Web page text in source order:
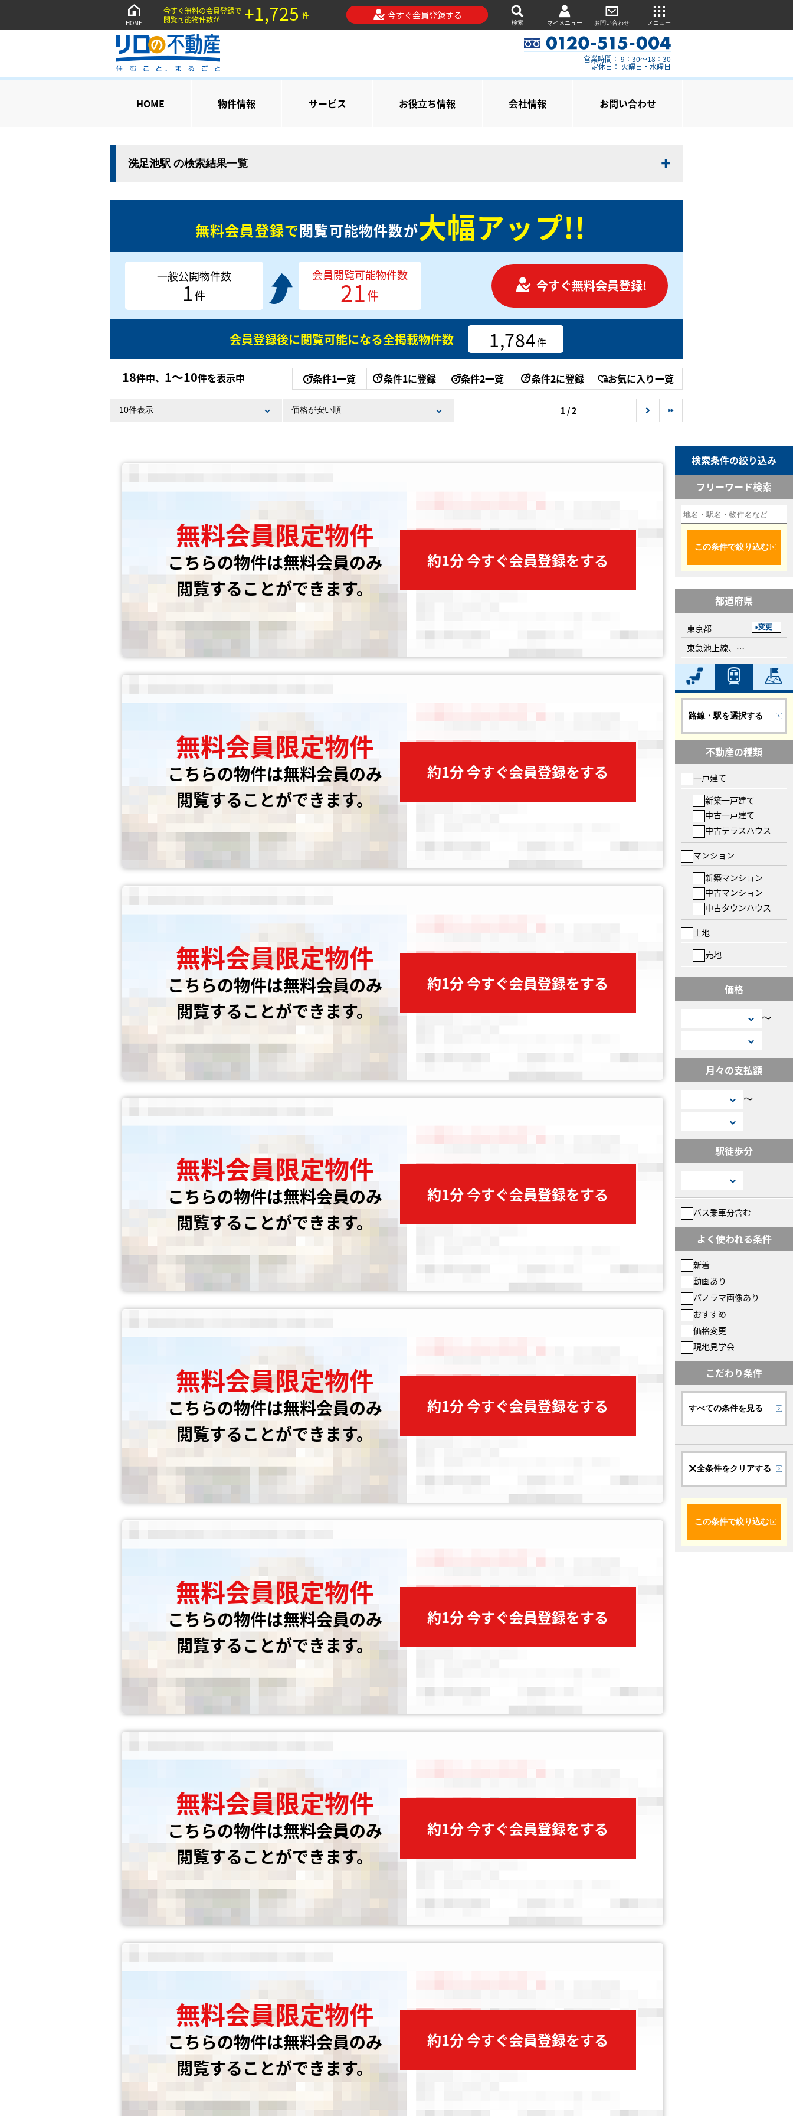
HOME
今すぐ無料の会員登録で
閲覧可能物件数が
+1,725 件 今すぐ会員登録する
検索 マイメニュー お問い合わせ メニュー
営業時間： 9：30～18：30
定休日： 火曜日・水曜日
HOME 物件情報 サービス お役立ち情報 会社情報 お問い合わせ
洗足池駅 の検索結果一覧
無料会員登録で閲覧可能物件数が大幅アップ!!
一般公開物件数
1件
会員閲覧可能物件数
21件
今すぐ無料会員登録!
会員登録後に閲覧可能になる全掲載物件数 1,784件
18件中、 1〜10件を表示中 条件1一覧 条件1に登録 条件2一覧 条件2に登録 お気に入り一覧
1 / 2
無料会員限定物件
こちらの物件は無料会員のみ
閲覧することができます。
約1分 今すぐ会員登録をする
無料会員限定物件
こちらの物件は無料会員のみ
閲覧することができます。
約1分 今すぐ会員登録をする
無料会員限定物件
こちらの物件は無料会員のみ
閲覧することができます。
約1分 今すぐ会員登録をする
無料会員限定物件
こちらの物件は無料会員のみ
閲覧することができます。
約1分 今すぐ会員登録をする
無料会員限定物件
こちらの物件は無料会員のみ
閲覧することができます。
約1分 今すぐ会員登録をする
無料会員限定物件
こちらの物件は無料会員のみ
閲覧することができます。
約1分 今すぐ会員登録をする
無料会員限定物件
こちらの物件は無料会員のみ
閲覧することができます。
約1分 今すぐ会員登録をする
無料会員限定物件
こちらの物件は無料会員のみ
閲覧することができます。
約1分 今すぐ会員登録をする
検索条件の絞り込み
フリーワード検索
この条件で絞り込む
都道府県
東京都 変更
東急池上線、洗足池駅
路線・駅を選択する
不動産の種類
一戸建て
新築一戸建て
中古一戸建て
中古テラスハウス
マンション
新築マンション
中古マンション
中古タウンハウス
土地
売地
価格
〜
月々の支払額
〜
駅徒歩分
バス乗車分含む
よく使われる条件
新着
動画あり
パノラマ画像あり
おすすめ
価格変更
現地見学会
こだわり条件
すべての条件を見る
全条件をクリアする
この条件で絞り込む